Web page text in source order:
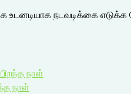
உடனடியாக நடவடிக்கை
நாள்
நாள்